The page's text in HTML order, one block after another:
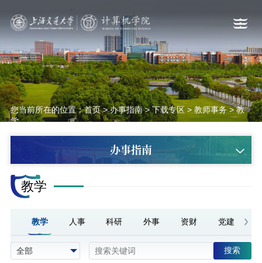
您当前所在的位置：首页>办事指南>下载专区> 教师事务 >教
学
办事指南
教学
教学 人事 科研 外事 资财 党建
搜索